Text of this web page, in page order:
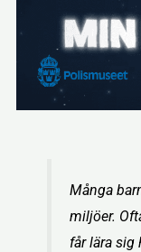
Många
miljöer.
får lära sig